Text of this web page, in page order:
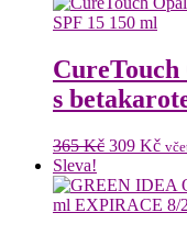
s
365Kč Původní
byla:
365 Kč.
309 Kč
je:
Sleva!